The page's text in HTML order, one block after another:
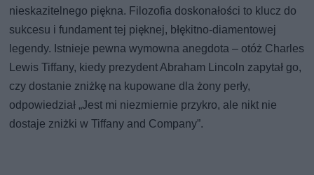
nieskazitelnego piękna. Filozofia doskonałości to klucz do
sukcesu i fundament tej pięknej, błękitno-diamentowej
legendy. Istnieje pewna wymowna anegdota – otóż Charles
Lewis Tiffany, kiedy prezydent Abraham Lincoln zapytał go,
czy dostanie zniżkę na kupowane dla żony perły,
odpowiedział „Jest mi niezmiernie przykro, ale nikt nie
dostaje zniżki w Tiffany and Company”.